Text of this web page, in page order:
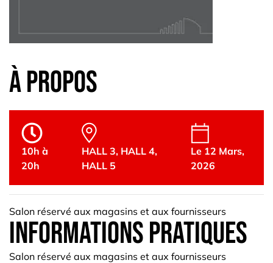
à propos
10h à
20h
HALL 3, HALL 4,
HALL 5
Le 12 Mars,
2026
Salon réservé aux magasins et aux fournisseurs
informations pratiques
Salon réservé aux magasins et aux fournisseurs